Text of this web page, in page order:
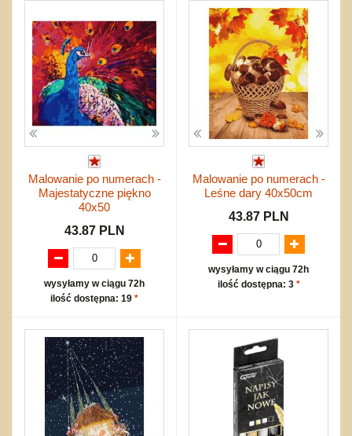
Malowanie po numerach -
Majestatyczne piękno
40x50
43.87 PLN
wysyłamy w ciągu 72h
ilość dostępna: 19 *
Malowanie po numerach -
Leśne dary 40x50cm
43.87 PLN
wysyłamy w ciągu 72h
ilość dostępna: 3 *